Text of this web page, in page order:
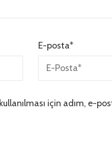
E-posta*
için adım, e-